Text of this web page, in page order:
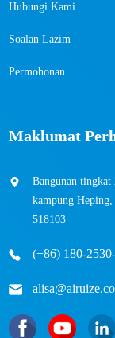
Hubungi Kami
Soalan Lazim
Permohonan
Maklumat
Bangunan
kampung Heping,
518103
(+86) 180-